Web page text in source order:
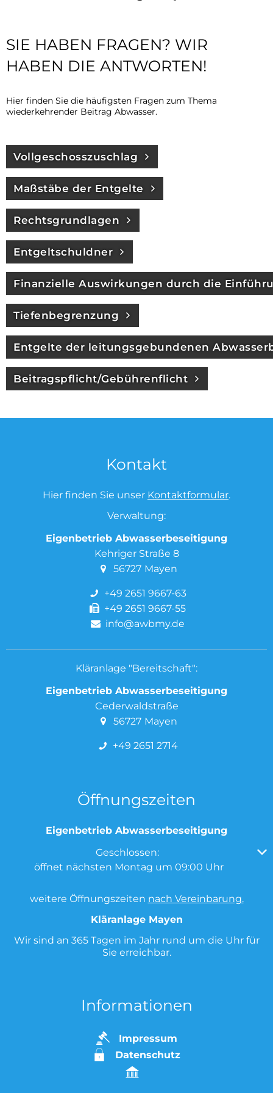
FAQ
SIE HABEN FRAGEN? WIR
HABEN DIE ANTWORTEN!
Hier finden Sie die häufigsten Fragen zum Thema
wiederkehrender Beitrag Abwasser.
Vollgeschosszuschlag
Maßstäbe der Entgelte
Rechtsgrundlagen
Entgeltschuldner
Finanzielle Auswirkungen durch die
Tiefenbegrenzung
Entgelte der leitungsgebundenen
Beitragspflicht/Gebührenflicht
Kontakt
Hier finden Sie unser Kontaktformular.
Verwaltung:
Eigenbetrieb Abwasserbeseitigung
Kehriger Straße 8
56727 Mayen
+49 2651 9667-63
+49 2651 9667-55
info@awbmy.de
Kläranlage "Bereitschaft":
Eigenbetrieb Abwasserbeseitigung
Cederwaldstraße
56727 Mayen
+49 2651 2714
Öffnungszeiten
Eigenbetrieb Abwasserbeseitigung
Klicken, um weitere Öffnungs- oder Schließzeiten
Geschlossen:
öffnet nächsten Montag um 09:00 Uhr
weitere Öffnungszeiten nach Vereinbarung.
Kläranlage Mayen
Wir sind an 365 Tagen im Jahr rund um die Uhr für
Sie erreichbar.
Informationen
Impressum
Datenschutz